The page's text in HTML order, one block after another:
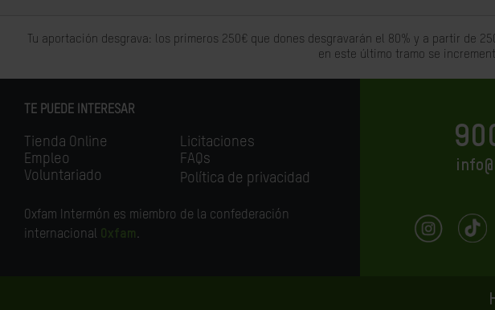
Tu aportación desgrava: los primeros 250€ que dones desgravarán el 80% y a partir de
en este último tramo se
TE PUEDE INTERESAR
Tienda Online
Empleo
Voluntariado
Licitaciones
FAQs
Política de privacidad
Oxfam Intermón es miembro de la confederación
internacional Oxfam.
LA